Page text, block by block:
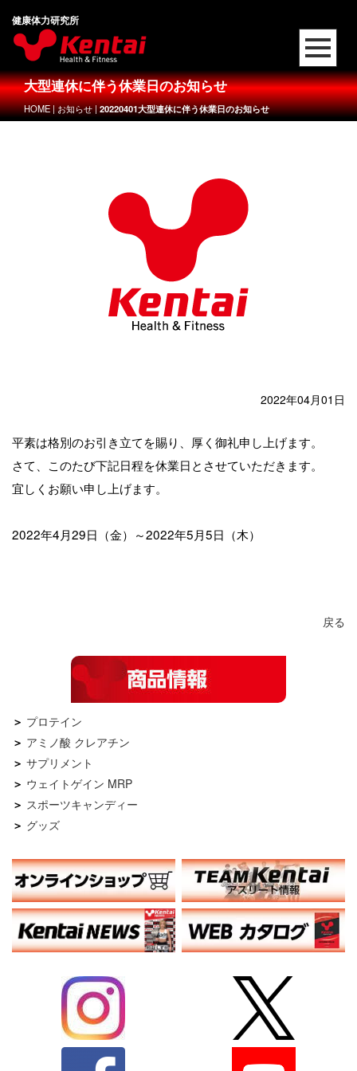
健康体力研究所
大型連休に伴う休業日のお知らせ
HOME|お知らせ|20220401大型連休に伴う休業日のお知らせ
2022年04月01日
平素は格別のお引き立てを賜り、厚く御礼申し上げます。
さて、このたび下記日程を休業日とさせていただきます。
宜しくお願い申し上げます。
2022年4月29日（金）～2022年5月5日（木）
戻る
プロテイン
アミノ酸 クレアチン
サプリメント
ウェイトゲイン MRP
スポーツキャンディー
グッズ